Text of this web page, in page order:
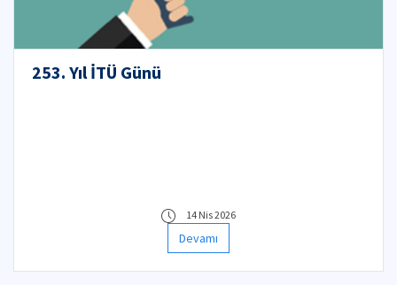
253. Yıl İTÜ Günü
14 Nis 2026
Devamı